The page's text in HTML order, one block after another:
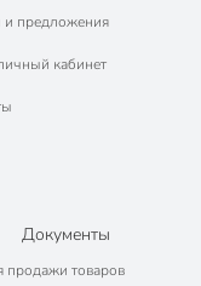
предложения
кабинет
Документы
продажи товаров